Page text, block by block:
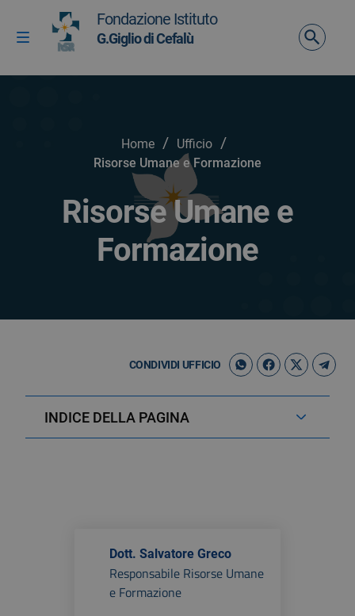
Vai ai contenuti
Vai al menu di navigazione
Vai al footer
Attiva / disattiva la navigazione
Fondazione Istituto
G.Giglio di Cefalù
Home / Ufficio /
Risorse Umane e Formazione
Risorse Umane e
Formazione
CONDIVIDI UFFICIO
INDICE DELLA PAGINA
Dott. Salvatore Greco
Responsabile Risorse Umane
e Formazione